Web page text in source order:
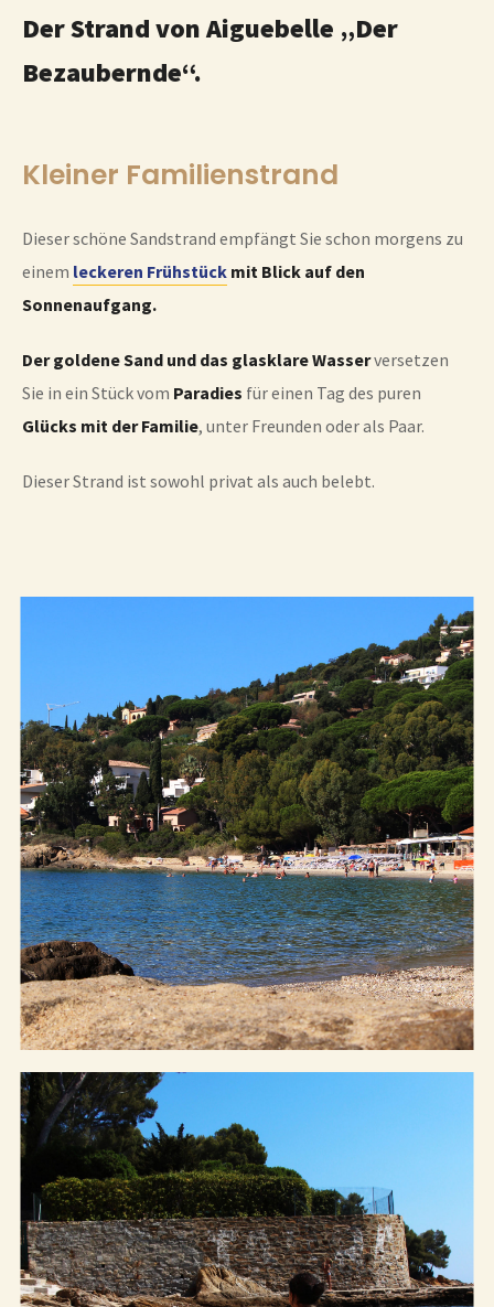
Der Strand von Aiguebelle „Der
Bezaubernde“.
Kleiner Familienstrand
Dieser schöne Sandstrand empfängt Sie schon morgens zu
einem leckeren Frühstück mit Blick auf den
Sonnenaufgang.
Der goldene Sand und das glasklare Wasserversetzen
Sie in ein Stück vom Paradies für einen Tag des puren
Glücks mit der Familie, unter Freunden oder als Paar.
Dieser Strand ist sowohl privat als auch belebt.